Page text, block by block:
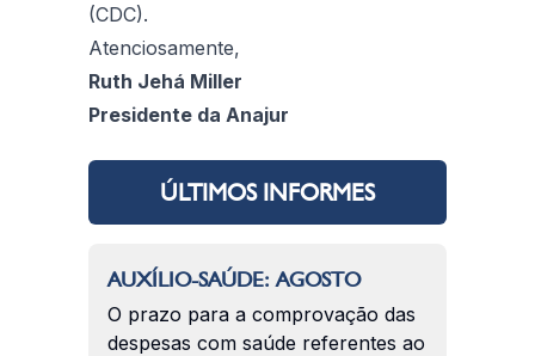
(CDC).
Atenciosamente,
Ruth Jehá Miller
Presidente da Anajur
ÚLTIMOS INFORMES
AUXÍLIO-SAÚDE: AGOSTO
O prazo para a comprovação das
despesas com saúde referentes ao